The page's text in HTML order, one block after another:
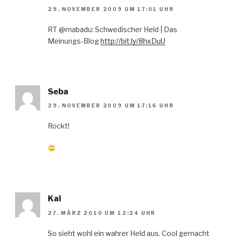
29. NOVEMBER 2009 UM 17:01 UHR
RT @mabadu: Schwedischer Held | Das
Meinungs-Bloghttp://bit.ly/8hxDuU
Seba
29. NOVEMBER 2009 UM 17:16 UHR
Rockt!
Kai
27. MÄRZ 2010 UM 12:24 UHR
So sieht wohl ein wahrer Held aus. Cool gemacht